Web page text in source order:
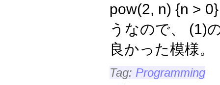
pow(2, n) {n >
うなので、 (1)
良かった模様。
Tag: Programming